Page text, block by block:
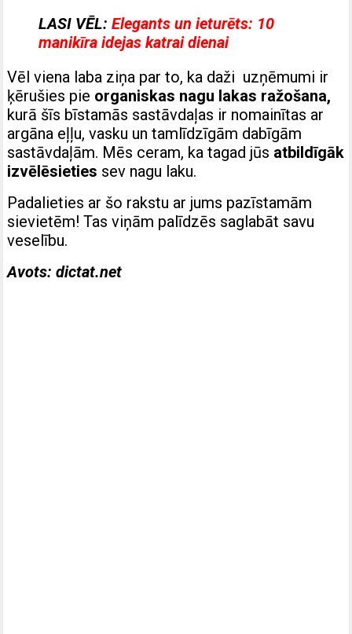
LASI VĒL:Elegants un ieturēts: 10
manikīra idejas katrai dienai
Vēl viena laba ziņa par to, ka daži uzņēmumi ir
ķērušies pie organiskas nagu lakas ražošana,
kurā šīs bīstamās sastāvdaļas ir nomainītas ar
argāna eļļu, vasku un tamlīdzīgām dabīgām
sastāvdaļām. Mēs ceram, ka tagad jūs atbildīgāk
izvēlēsieties sev nagu laku.
Padalieties ar šo rakstu ar jums pazīstamām
sievietēm! Tas viņām palīdzēs saglabāt savu
veselību.
Avots: dictat.net